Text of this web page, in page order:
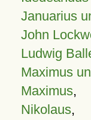
Januarius
John
Ludwig
Maximus
Maximus,
Nikolaus,